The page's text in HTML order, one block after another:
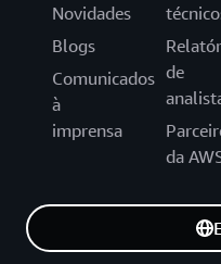
Novidades
Blogs
Comunicados
à
imprensa
de
da